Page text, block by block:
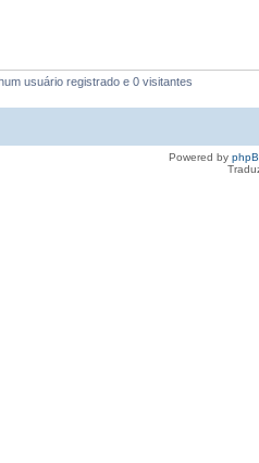
usuário registrado e 0 visitantes
Powered by